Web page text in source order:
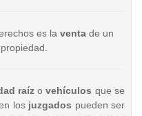
es la ventade un
raízo vehículos que se
los juzgados pueden ser